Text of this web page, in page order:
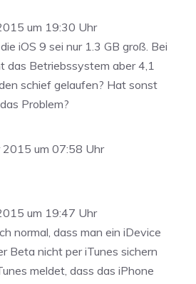
um 19:30 Uhr
iOS 9 sei nur 1.3 GB groß. Bei
das Betriebssystem aber 4,1
schief gelaufen? Hat sonst
Problem?
2015 um 07:58 Uhr
um 19:47 Uhr
normal, dass man ein iDevice
Beta nicht per iTunes sichern
meldet, dass das iPhone